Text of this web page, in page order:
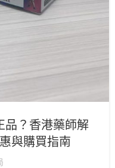
品？香港藥師解
與購買指南